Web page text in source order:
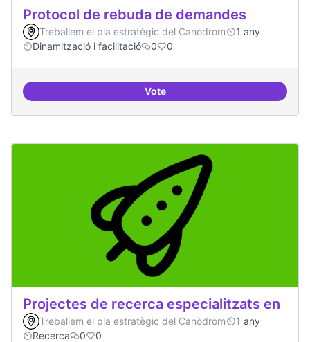
Protocol de rebuda de demandes
Treballem el pla estratègic del Canòdrom
1 any
Dinamització i facilitació
0 0
VoteProtocol de rebuda de demandes
Projectes de recerca especialitzats en
Treballem el pla estratègic del Canòdrom
1 any
Recerca
0 0